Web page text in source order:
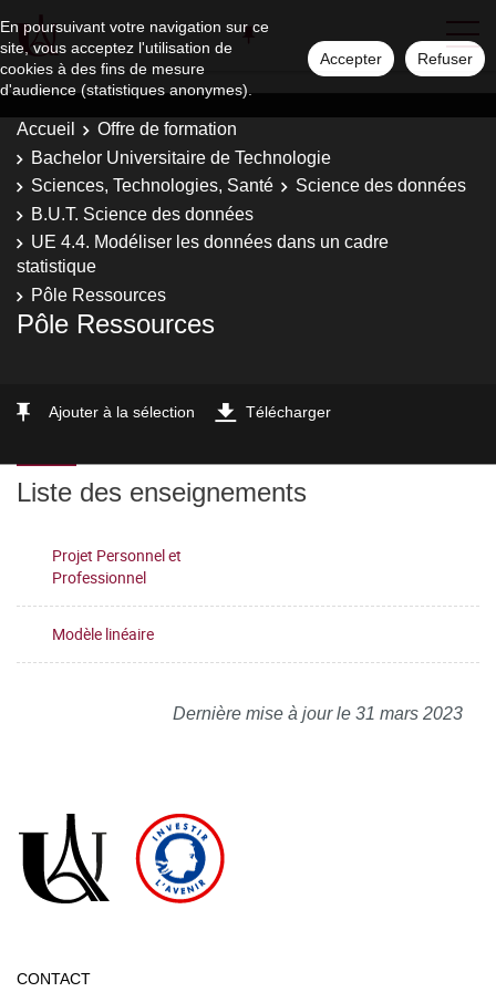
En poursuivant votre navigation sur ce
site, vous acceptez l'utilisation de
cookies à des fins de mesure
d'audience (statistiques anonymes).
Accepter Refuser
Accueil
Offre de formation
Bachelor Universitaire de Technologie
Sciences, Technologies, Santé
Science des données
B.U.T. Science des données
UE 4.4. Modéliser les données dans un cadre
statistique
Pôle Ressources
Pôle Ressources
Ajouter à la sélection Télécharger
Liste des enseignements
Projet Personnel et
Professionnel
Modèle linéaire
Dernière mise à jour le 31 mars 2023
CONTACT